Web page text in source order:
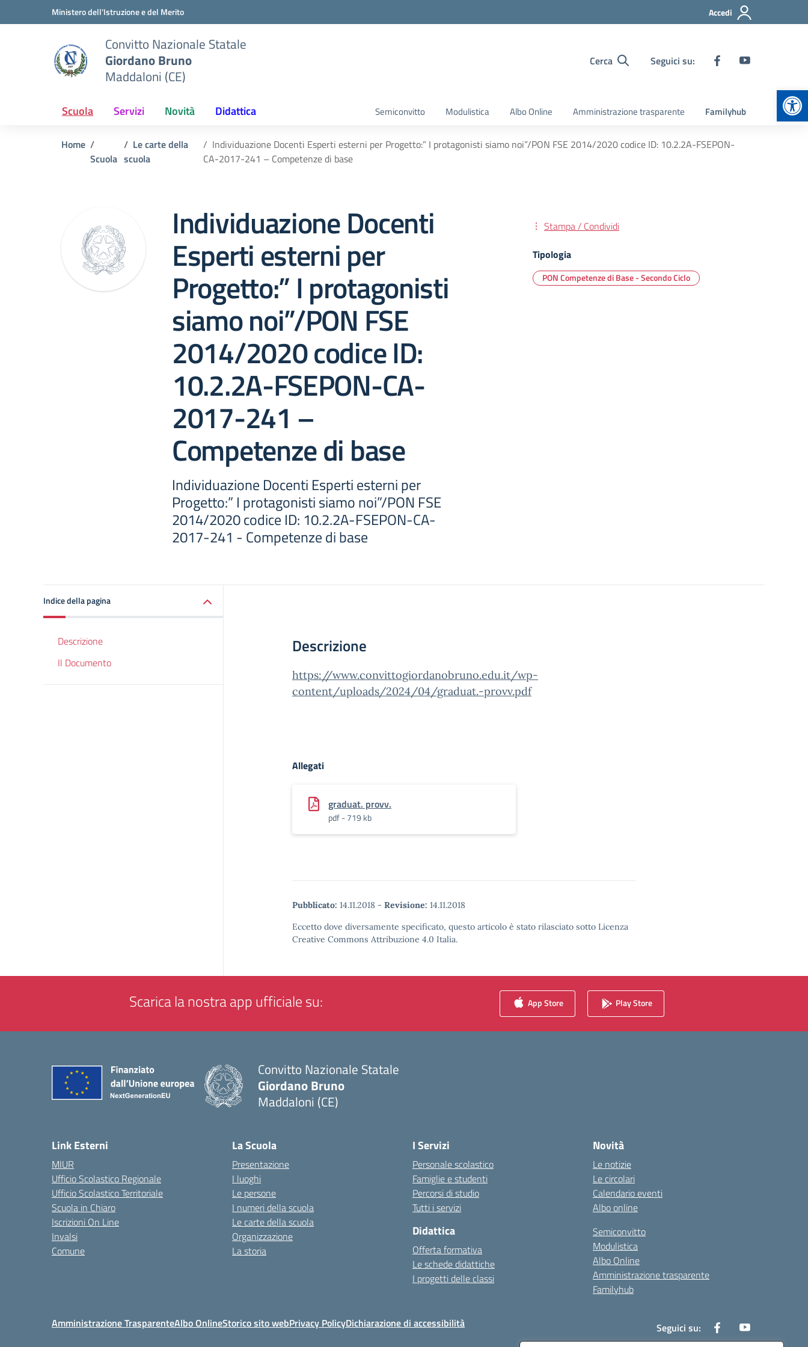
Vai ai contenuti
Vai al menu di navigazioneMinistero dell'Istruzione e del Merito Accedi
Convitto Nazionale Statale
Giordano Bruno
Maddaloni (CE)
Cerca Seguici su:
Scuola Servizi Novità Didattica Semiconvitto Modulistica Albo Online Amministrazione trasparente Familyhub
Home
Scuola
Le carte della
scuola
Individuazione Docenti Esperti esterni per Progetto:” I protagonisti siamo noi”/PON FSE 2014/2020 codice ID: 10.2.2A-FSEPON-
CA-2017-241 – Competenze di base
Individuazione Docenti
Esperti esterni per
Progetto:” I protagonisti
siamo noi”/PON FSE
2014/2020 codice ID:
10.2.2A-FSEPON-CA-
2017-241 –
Competenze di base
Individuazione Docenti Esperti esterni per
Progetto:” I protagonisti siamo noi”/PON FSE
2014/2020 codice ID: 10.2.2A-FSEPON-CA-
2017-241 - Competenze di base
Stampa / Condividi
Tipologia
PON Competenze di Base - Secondo Ciclo
Indice della pagina
Descrizione
Il Documento
Descrizione
https://www.convittogiordanobruno.edu.it/wp-
content/uploads/2024/04/graduat.-provv.pdf
Allegati
graduat. provv.
pdf - 719 kb
Pubblicato: 14.11.2018 - Revisione: 14.11.2018
Eccetto dove diversamente specificato, questo articolo è stato rilasciato sotto Licenza
Creative Commons Attribuzione 4.0 Italia.
Scarica la nostra app ufficiale su: App Store Play Store
Convitto Nazionale Statale
Giordano Bruno
Maddaloni (CE)
Link Esterni
MIUR
Ufficio Scolastico Regionale
Ufficio Scolastico Territoriale
Scuola in Chiaro
Iscrizioni On Line
Invalsi
Comune
La Scuola
Presentazione
I luoghi
Le persone
I numeri della scuola
Le carte della scuola
Organizzazione
La storia
I Servizi
Personale scolastico
Famiglie e studenti
Percorsi di studio
Tutti i servizi
Didattica
Offerta formativa
Le schede didattiche
I progetti delle classi
Novità
Le notizie
Le circolari
Calendario eventi
Albo online
Semiconvitto
Modulistica
Albo Online
Amministrazione trasparente
Familyhub
Amministrazione TrasparenteAlbo OnlineStorico sito webPrivacy PolicyDichiarazione di accessibilità Seguici su: